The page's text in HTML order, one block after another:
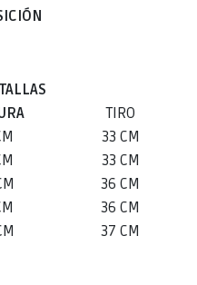
TIRO
33 CM
33 CM
36 CM
36 CM
37 CM